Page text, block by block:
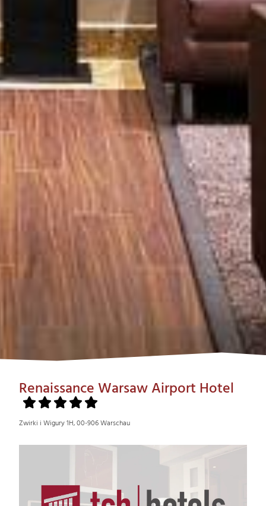
Renaissance Warsaw Airport Hotel
Zwirki i Wigury 1H, 00-906 Warschau